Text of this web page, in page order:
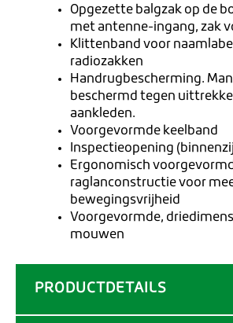
PRODUCTDETAILS
Opgezette balgzak op de
met antenne-ingang, zak
Klittenband voor
radiozakken
Handrugbescherming.
beschermd tegen
aankleden.
Voorgevormde keelband
Inspectieopening
Ergonomisch
raglanconstructie voor
bewegingsvrijheid
Voorgevormde,
mouwen